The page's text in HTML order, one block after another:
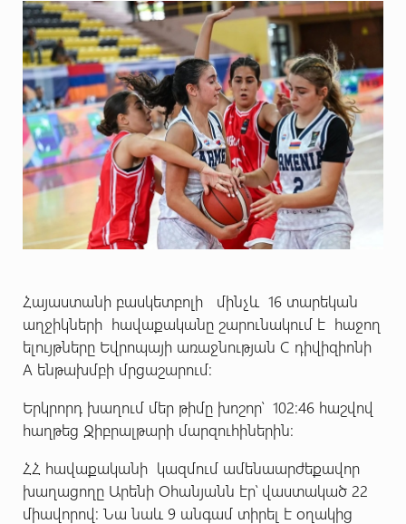
Հայաստանի բասկետբոլի մինչև 16 տարեկան
աղջիկների հավաքականը շարունակում է հաջող
ելույթները Եվրոպայի առաջնության C դիվիզիոնի
A ենթախմբի մրցաշարում:
Երկրորդ խաղում մեր թիմը խոշոր՝ 102:46 հաշվով
հաղթեց Ջիբրալթարի մարզուհիներին:
ՀՀ հավաքականի կազմում ամենաարժեքավոր
խաղացողը Արենի Օհանյանն էր՝ վաստակած 22
միավորով: Նա նաև 9 անգամ տիրել է օղակից